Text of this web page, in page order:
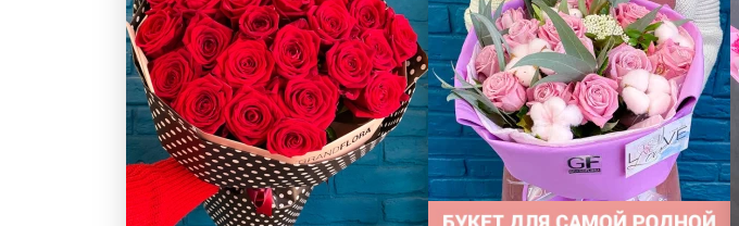
Розы поштучно
5 роз
7 роз
11 роз
15 роз
25 роз
Монобукеты
Разноцветные
Эксклюзивные букеты
Смешанные
Хризантемы
Эустома
Свадьба
Свидание
Спасибо!
Юбилей
Подруге
Сестре
Брату
Врачу
Коллеге
Бабушке